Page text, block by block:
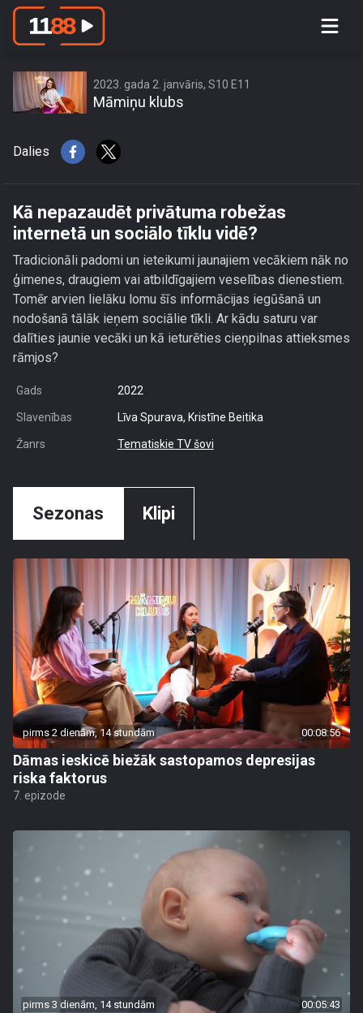
Kā nepazaudēt privātuma robežas
2023. gada 2. janvāris, S10 E11
Māmiņu klubs
Dalies
Kā nepazaudēt privātuma robežas
internetā un sociālo tīklu vidē?
Tradicionāli padomi un ieteikumi jaunajiem vecākiem nāk no
ģimenes, draugiem vai atbildīgajiem veselības dienestiem.
Tomēr arvien lielāku lomu šīs informācijas iegūšanā un
nodošanā tālāk ieņem sociālie tīkli. Ar kādu saturu var
dalīties jaunie vecāki un kā ieturēties cieņpilnas attieksmes
rāmjos?
Gads 2022
Slavenības Līva Spurava, Kristīne Beitika
Žanrs Tematiskie TV šovi
Sezonas Klipi
pirms 2 dienām, 14 stundām 00:08:56
Dāmas ieskicē biežāk sastopamos depresijas
riska faktorus
7. epizode
pirms 3 dienām, 14 stundām 00:05:43